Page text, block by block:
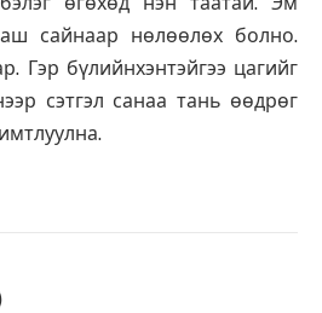
сайнаар нөлөөлөх болно.
Гэр бүлийнхэнтэйгээ цагийг
сэтгэл санаа тань өөдрөг